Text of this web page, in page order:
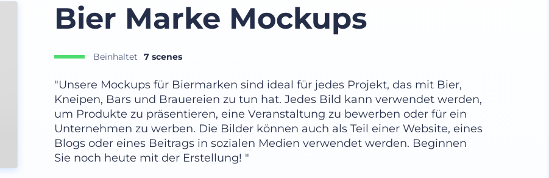
Bier Marke Mockups
Beinhaltet 7 scenes
"Unsere Mockups für Biermarken sind ideal für jedes Projekt, das mit Bier,
Kneipen, Bars und Brauereien zu tun hat. Jedes Bild kann verwendet werden,
um Produkte zu präsentieren, eine Veranstaltung zu bewerben oder für ein
Unternehmen zu werben. Die Bilder können auch als Teil einer Website, eines
Blogs oder eines Beitrags in sozialen Medien verwendet werden. Beginnen
Sie noch heute mit der Erstellung! "